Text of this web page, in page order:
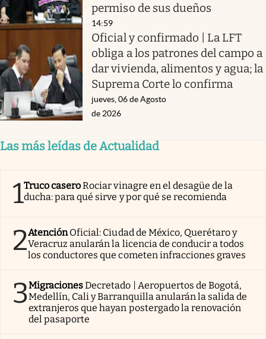
permiso de sus dueños
14:59
Oficial y confirmado | La LFT
obliga a los patrones del campo a
dar vivienda, alimentos y agua; la
Suprema Corte lo confirma
jueves, 06 de Agosto
de 2026
Las más leídas de Actualidad
1Truco caseroRociar vinagre en el desagüe de la
ducha: para qué sirve y por qué se recomienda
2AtenciónOficial: Ciudad de México, Querétaro y
Veracruz anularán la licencia de conducir a todos
los conductores que cometen infracciones graves
3MigracionesDecretado | Aeropuertos de Bogotá,
Medellín, Cali y Barranquilla anularán la salida de
extranjeros que hayan postergado la renovación
del pasaporte